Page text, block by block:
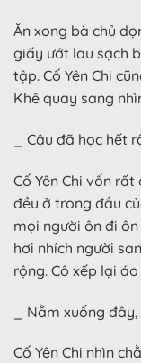
Ăn xong bà chủ
giấy ướt lau sạch
tập. Cố Yên Chi
Khê quay sang
_ Cậu đã học hết
Cố Yên Chi vốn
đều ở trong đầu
mọi người ôn đi
hơi nhích người
rộng. Cô xếp lại
_ Nằm xuống
Cố Yên Chi nhìn